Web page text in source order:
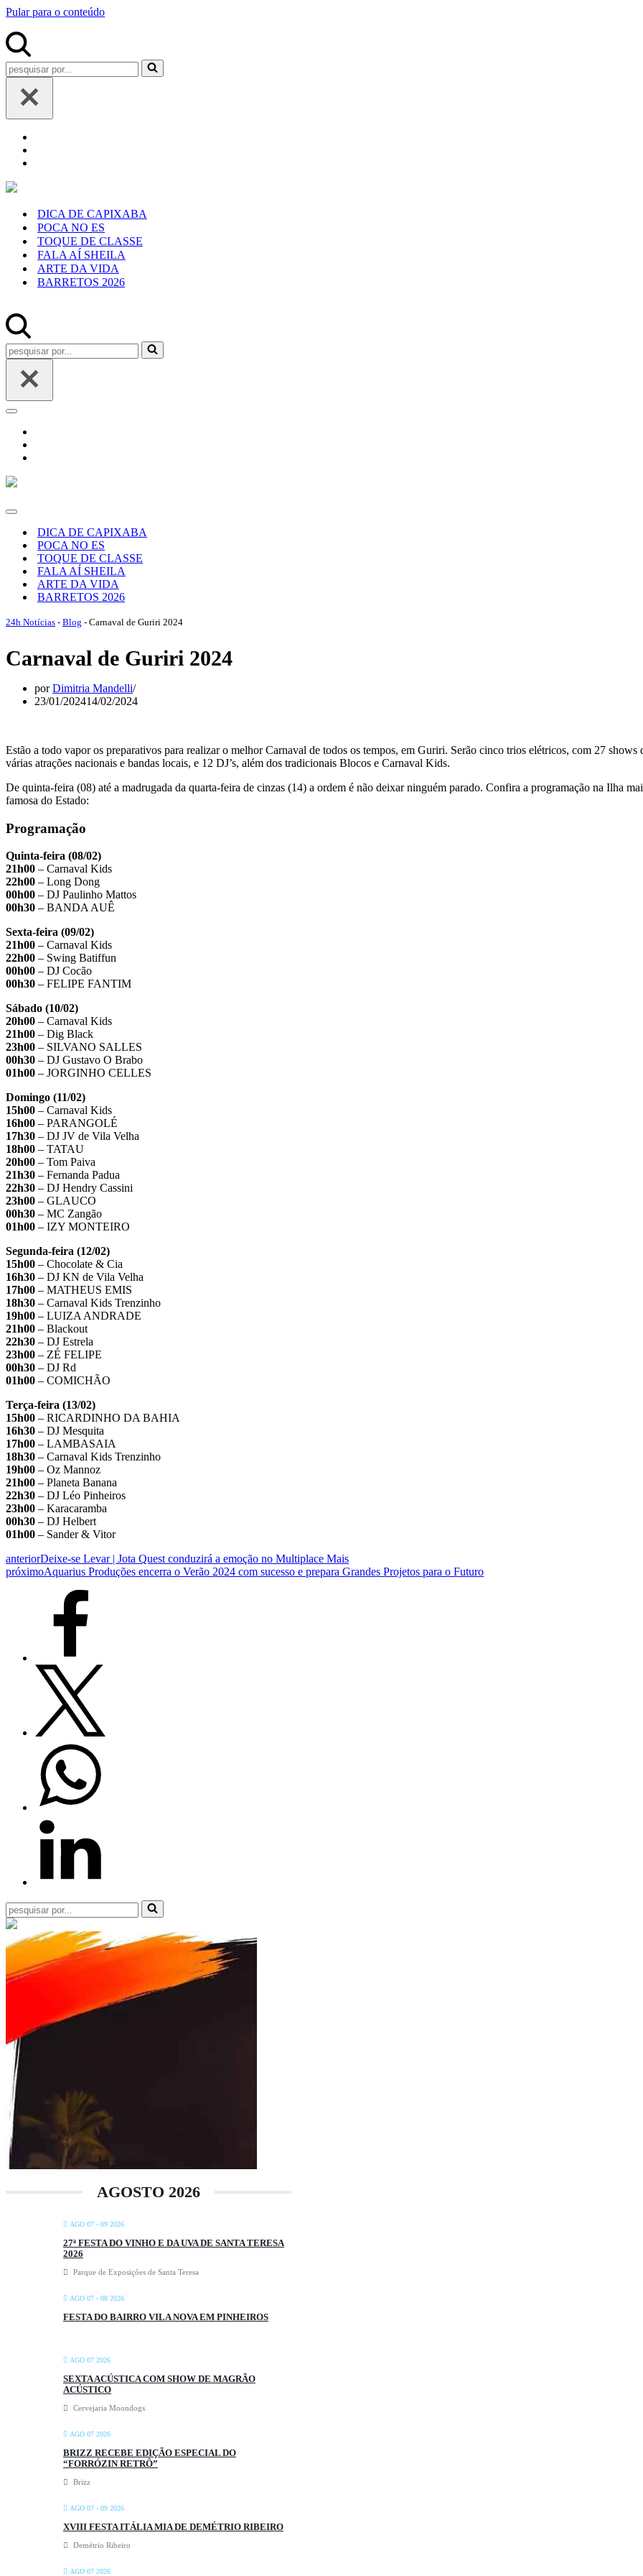
Pular para o conteúdo
Pesquisar
por...
DICA DE CAPIXABA
POCA NO ES
TOQUE DE CLASSE
FALA AÍ SHEILA
ARTE DA VIDA
BARRETOS 2026
Pesquisar
por...
Menu
navegação
Menu
navegaçãoDICA DE CAPIXABA
POCA NO ES
TOQUE DE CLASSE
FALA AÍ SHEILA
ARTE DA VIDA
BARRETOS 2026
24h Notícias - Blog - Carnaval de Guriri 2024
Carnaval de Guriri 2024
porDimitria Mandelli
23/01/202414/02/2024
Estão a todo vapor os preparativos para realizar o melhor Carnaval de todos os tempos, em Guriri. Serão cinco trios elétricos, com 27 shows
várias atrações nacionais e bandas locais, e 12 DJ’s, além dos tradicionais Blocos e Carnaval Kids.
De quinta-feira (08) até a madrugada da quarta-feira de cinzas (14) a ordem é não deixar ninguém parado. Confira a programação na Ilha
famosa do Estado:
Programação
Quinta-feira (08/02)
21h00 – Carnaval Kids
22h00 – Long Dong
00h00 – DJ Paulinho Mattos
00h30 – BANDA AUÊ
Sexta-feira (09/02)
21h00 – Carnaval Kids
22h00 – Swing Batiffun
00h00 – DJ Cocão
00h30 – FELIPE FANTIM
Sábado (10/02)
20h00 – Carnaval Kids
21h00 – Dig Black
23h00 – SILVANO SALLES
00h30 – DJ Gustavo O Brabo
01h00 – JORGINHO CELLES
Domingo (11/02)
15h00 – Carnaval Kids
16h00 – PARANGOLÉ
17h30 – DJ JV de Vila Velha
18h00 – TATAU
20h00 – Tom Paiva
21h30 – Fernanda Padua
22h30 – DJ Hendry Cassini
23h00 – GLAUCO
00h30 – MC Zangão
01h00 – IZY MONTEIRO
Segunda-feira (12/02)
15h00 – Chocolate & Cia
16h30 – DJ KN de Vila Velha
17h00 – MATHEUS EMIS
18h30 – Carnaval Kids Trenzinho
19h00 – LUIZA ANDRADE
21h00 – Blackout
22h30 – DJ Estrela
23h00 – ZÉ FELIPE
00h30 – DJ Rd
01h00 – COMICHÃO
Terça-feira (13/02)
15h00 – RICARDINHO DA BAHIA
16h30 – DJ Mesquita
17h00 – LAMBASAIA
18h30 – Carnaval Kids Trenzinho
19h00 – Oz Mannoz
21h00 – Planeta Banana
22h30 – DJ Léo Pinheiros
23h00 – Karacaramba
00h30 – DJ Helbert
01h00 – Sander & Vitor
anteriorDeixe-se Levar | Jota Quest conduzirá a emoção no Multiplace Mais
próximoAquarius Produções encerra o Verão 2024 com sucesso e prepara Grandes Projetos para o Futuro
Pesquisar
por...
AGOSTO 2026
AGO 07 - 09 2026
27ª FESTA DO VINHO E DA UVA DE SANTA TERESA
2026
Parque de Exposições de Santa Teresa
AGO 07 - 08 2026
FESTA DO BAIRRO VILA NOVA EM PINHEIROS
AGO 07 2026
SEXTA ACÚSTICA COM SHOW DE MAGRÃO
ACÚSTICO
Cervejaria Moondogs
AGO 07 2026
BRIZZ RECEBE EDIÇÃO ESPECIAL DO
“FORRÓZIN RETRÔ”
Brizz
AGO 07 - 09 2026
XVIII FESTA ITÁLIA MIA DE DEMÉTRIO RIBEIRO
Demétrio Ribeiro
AGO 07 2026